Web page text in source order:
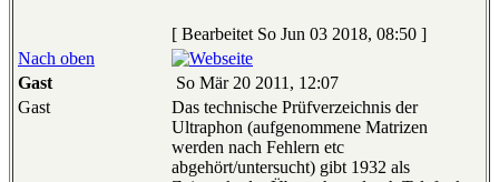
[ Bearbeitet So Jun 03 2018, 08:50 ]
Nach oben
Gast
So Mär 20 2011, 12:07
Gast
Das technische Prüfverzeichnis der
Ultraphon (aufgenommene Matrizen
werden nach Fehlern etc
abgehört/untersucht) gibt 1932 als